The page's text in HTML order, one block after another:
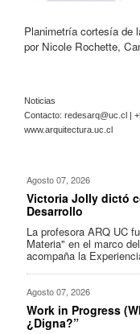
Planimetría cortesía de
por Nicole Rochette,
Noticias
Contacto: redesarq@uc.cl |
www.arquitectura.uc.cl
Agosto 07, 2026
Victoria Jolly dictó
Desarrollo
La profesora ARQ UC
Materia" en el marco
acompaña la
Agosto 07, 2026
Work in Progress
¿Digna?”